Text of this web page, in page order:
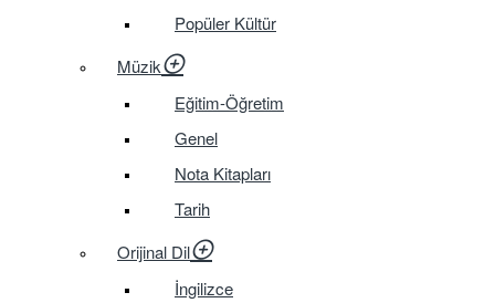
Popüler Kültür
Müzik
Eğitim-Öğretim
Genel
Nota Kitapları
Tarih
Orijinal Dil
İngilizce